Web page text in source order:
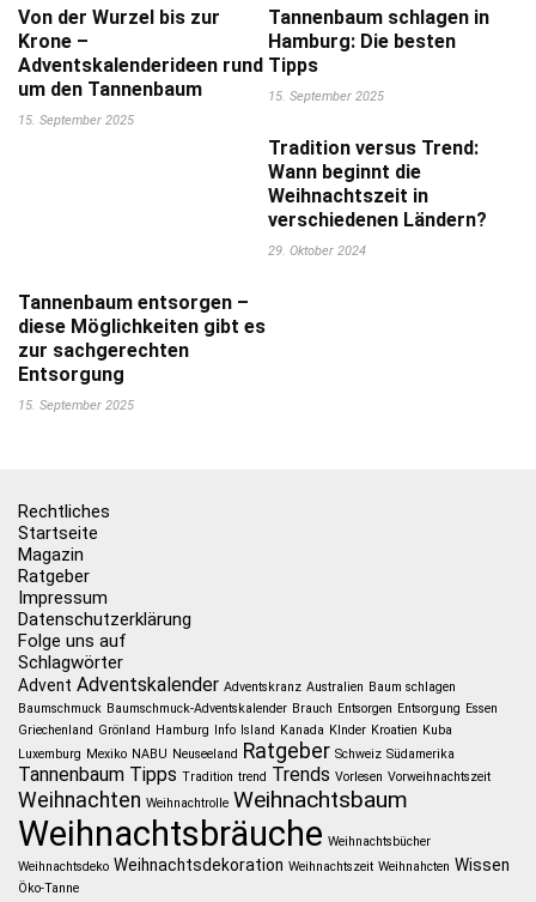
Von der Wurzel bis zur
Krone –
Adventskalenderideen rund
um den Tannenbaum
15. September 2025
Tannenbaum schlagen in
Hamburg: Die besten
Tipps
15. September 2025
Tradition versus Trend:
Wann beginnt die
Weihnachtszeit in
verschiedenen Ländern?
29. Oktober 2024
Tannenbaum entsorgen –
diese Möglichkeiten gibt es
zur sachgerechten
Entsorgung
15. September 2025
Rechtliches
Startseite
Magazin
Ratgeber
Impressum
Datenschutzerklärung
Folge uns auf
Schlagwörter
Advent Adventskalender Adventskranz Australien Baum schlagen
Baumschmuck Baumschmuck-Adventskalender Brauch Entsorgen Entsorgung Essen
Griechenland Grönland Hamburg Info Island Kanada KInder Kroatien Kuba
Luxemburg Mexiko NABU Neuseeland Ratgeber Schweiz Südamerika
Tannenbaum Tipps Tradition trend Trends Vorlesen Vorweihnachtszeit
Weihnachten Weihnachtrolle Weihnachtsbaum
Weihnachtsbräuche Weihnachtsbücher
Weihnachtsdeko Weihnachtsdekoration Weihnachtszeit Weihnahcten Wissen
Öko-Tanne